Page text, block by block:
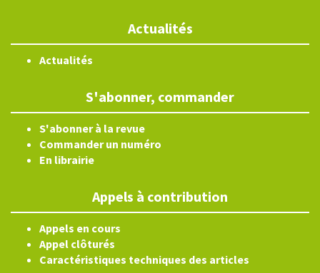
Actualités
Actualités
S'abonner, commander
S'abonner à la revue
Commander un numéro
En librairie
Appels à contribution
Appels en cours
Appel clôturés
Caractéristiques techniques des articles